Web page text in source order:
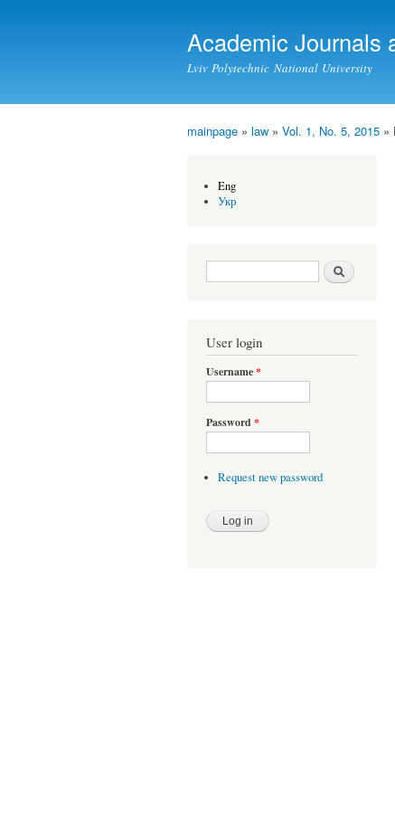
Academic Journals
Lviv Polytechnic National University
mainpage » law » Vol. 1, No. 5, 2015 »
Eng
Укр
Search form Search
User login
Username*
Password *
Request new password